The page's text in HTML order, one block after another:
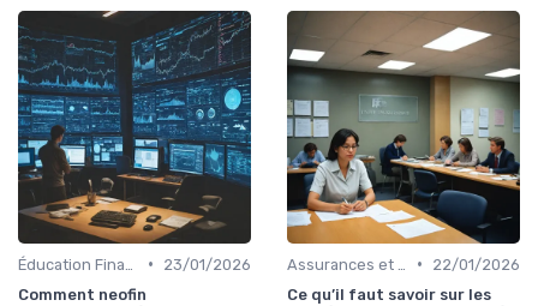
•
23/01/2026
Comment neofin
•
22/01/2026
Ce qu’il faut savoir sur les